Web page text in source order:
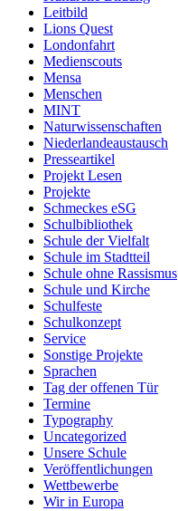
Leitbild
Lions Quest
Londonfahrt
Medienscouts
Mensa
Menschen
MINT
Naturwissenschaften
Niederlandeaustausch
Presseartikel
Projekt Lesen
Projekte
Schmeckes eSG
Schulbibliothek
Schule der Vielfalt
Schule im Stadtteil
Schule ohne Rassismus
Schule und Kirche
Schulfeste
Schulkonzept
Service
Sonstige Projekte
Sprachen
Tag der offenen Tür
Termine
Typography
Uncategorized
Unsere Schule
Veröffentlichungen
Wettbewerbe
Wir in Europa